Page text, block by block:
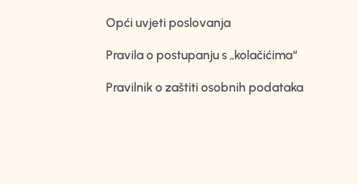
Opći uvjeti poslovanja
Pravila o postupanju s „kolačićima“
Pravilnik o zaštiti osobnih podataka